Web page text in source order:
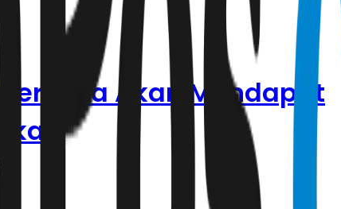
Akan Mendapat